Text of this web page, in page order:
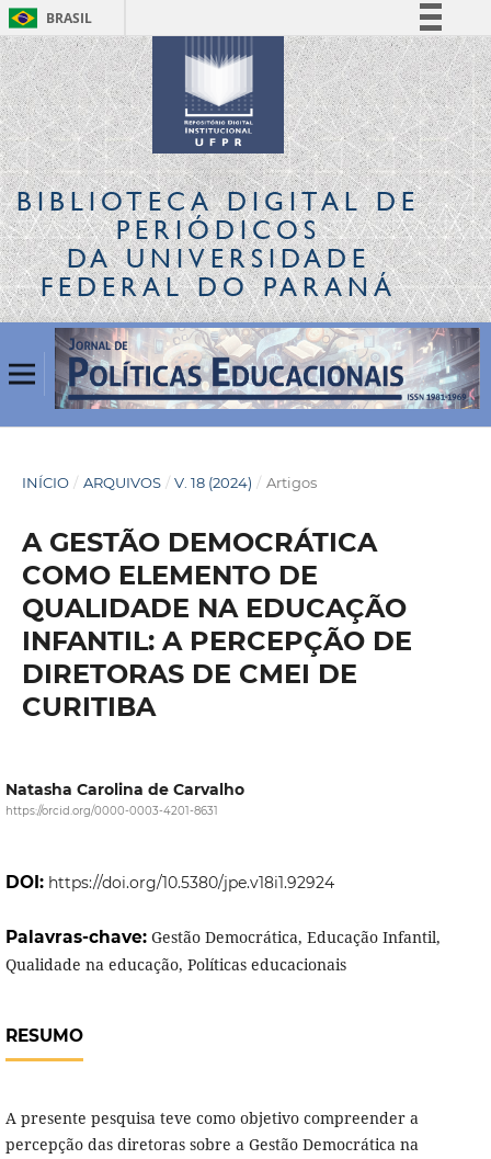
BRASIL
Simplifique!
Comunica BR
Participe
Acesso à informação
Legislação
Canais
BIBLIOTECA DIGITALDE
PERIÓDICOS
DA UNIVERSIDADE
FEDERAL DO PARANÁ
INÍCIO / ARQUIVOS / V. 18 (2024) / Artigos
A GESTÃO DEMOCRÁTICA
COMO ELEMENTO DE
QUALIDADE NA EDUCAÇÃO
INFANTIL: A PERCEPÇÃO DE
DIRETORAS DE CMEI DE
CURITIBA
Natasha Carolina de Carvalho
https://orcid.org/0000-0003-4201-8631
DOI: https://doi.org/10.5380/jpe.v18i1.92924
Palavras-chave: Gestão Democrática, Educação Infantil,
Qualidade na educação, Políticas educacionais
RESUMO
A presente pesquisa teve como objetivo compreender a
percepção das diretoras sobre a Gestão Democrática na